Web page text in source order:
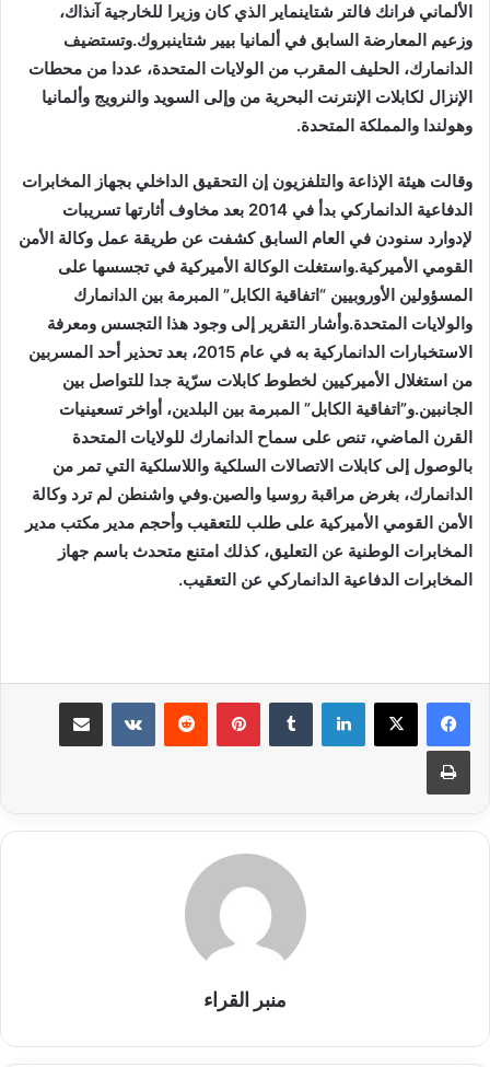
الألماني فرانك فالتر شتاينماير الذي كان وزيرا للخارجية آنذاك،
وزعيم المعارضة السابق في ألمانيا بيير شتاينبروك.وتستضيف
الدانمارك، الحليف المقرب من الولايات المتحدة، عددا من محطات
الإنزال لكابلات الإنترنت البحرية من وإلى السويد والنرويج وألمانيا
وهولندا والمملكة المتحدة.
وقالت هيئة الإذاعة والتلفزيون إن التحقيق الداخلي بجهاز المخابرات
الدفاعية الدانماركي بدأ في 2014 بعد مخاوف أثارتها تسريبات
لإدوارد سنودن في العام السابق كشفت عن طريقة عمل وكالة الأمن
القومي الأميركية.واستغلت الوكالة الأميركية في تجسسها على
المسؤولين الأوروبيين “اتفاقية الكابل” المبرمة بين الدانمارك
والولايات المتحدة.وأشار التقرير إلى وجود هذا التجسس ومعرفة
الاستخبارات الدانماركية به في عام 2015، بعد تحذير أحد المسربين
من استغلال الأميركيين لخطوط كابلات سرّية جدا للتواصل بين
الجانبين.و”اتفاقية الكابل” المبرمة بين البلدين، أواخر تسعينيات
القرن الماضي، تنص على سماح الدانمارك للولايات المتحدة
بالوصول إلى كابلات الاتصالات السلكية واللاسلكية التي تمر من
الدانمارك، بغرض مراقبة روسيا والصين.وفي واشنطن لم ترد وكالة
الأمن القومي الأميركية على طلب للتعقيب وأحجم مدير مكتب مدير
المخابرات الوطنية عن التعليق، كذلك امتنع متحدث باسم جهاز
المخابرات الدفاعية الدانماركي عن التعقيب.
لينكدإن بينتيريست
طباعة
منبر القراء